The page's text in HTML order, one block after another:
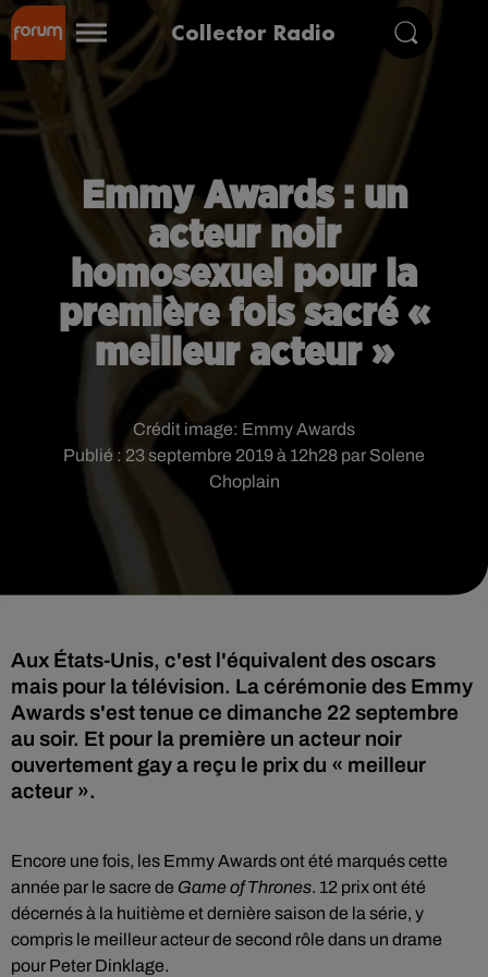
Collector Radio
Emmy Awards : un
acteur noir
homosexuel pour la
première fois sacré «
meilleur acteur »
Publié : 23 septembre 2019 à 12h28 par Solene
Choplain
Crédit image: Emmy Awards
Aux États-Unis, c'est l'équivalent des oscars
mais pour la télévision. La cérémonie des Emmy
Awards s'est tenue ce dimanche 22 septembre
au soir. Et pour la première un acteur noir
ouvertement gay a reçu le prix du « meilleur
acteur ».
Encore une fois, les Emmy Awards ont été marqués cette
année par le sacre de Game of Thrones. 12 prix ont été
décernés à la huitième et dernière saison de la série, y
compris le meilleur acteur de second rôle dans un drame
pour Peter Dinklage.